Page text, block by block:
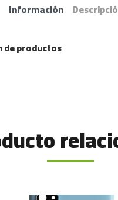
Información
productos